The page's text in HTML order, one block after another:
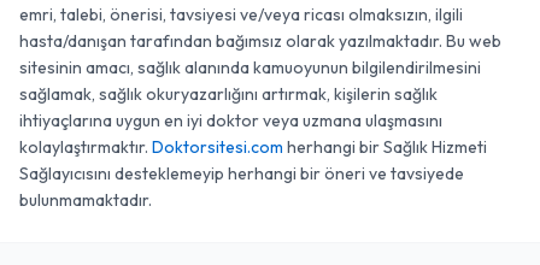
emri, talebi, önerisi, tavsiyesi ve/veya ricası olmaksızın, ilgili
hasta/danışan tarafından bağımsız olarak yazılmaktadır. Bu web
sitesinin amacı, sağlık alanında kamuoyunun bilgilendirilmesini
sağlamak, sağlık okuryazarlığını artırmak, kişilerin sağlık
ihtiyaçlarına uygun en iyi doktor veya uzmana ulaşmasını
kolaylaştırmaktır. Doktorsitesi.com herhangi bir Sağlık Hizmeti
Sağlayıcısını desteklemeyip herhangi bir öneri ve tavsiyede
bulunmamaktadır.